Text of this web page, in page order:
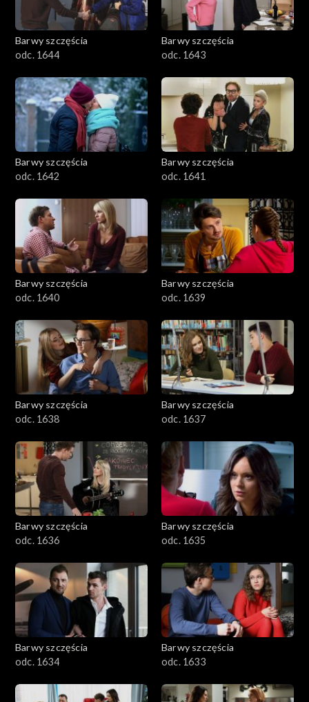
Barwy szczęścia
odc. 1644
Barwy szczęścia
odc. 1643
Barwy szczęścia
odc. 1642
Barwy szczęścia
odc. 1641
Barwy szczęścia
odc. 1640
Barwy szczęścia
odc. 1639
Barwy szczęścia
odc. 1638
Barwy szczęścia
odc. 1637
Barwy szczęścia
odc. 1636
Barwy szczęścia
odc. 1635
Barwy szczęścia
odc. 1634
Barwy szczęścia
odc. 1633